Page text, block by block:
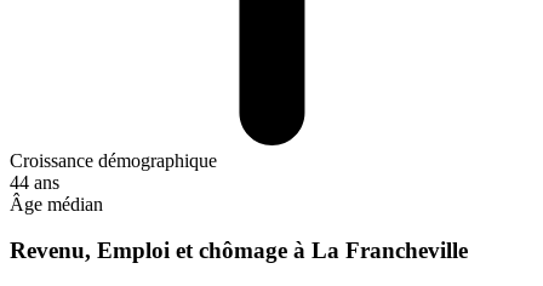
Croissance démographique
44 ans
Âge médian
Revenu, Emploi et chômage à La Francheville